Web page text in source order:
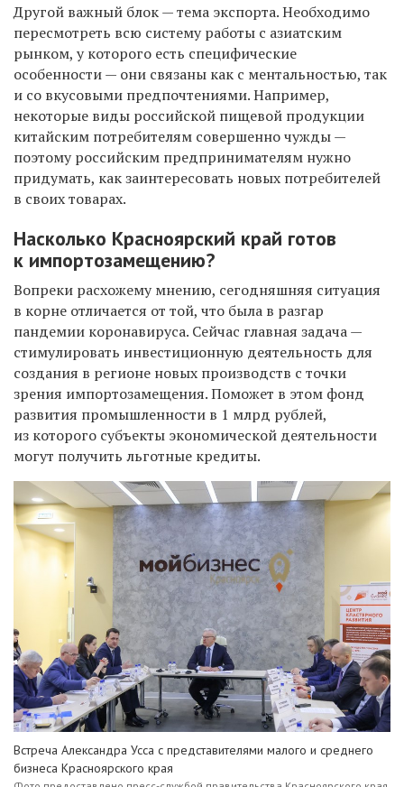
Другой важный блок — тема экспорта. Необходимо
пересмотреть всю систему работы с азиатским
рынком, у которого есть специфические
особенности — они связаны как с ментальностью, так
и со вкусовыми предпочтениями. Например,
некоторые виды российской пищевой продукции
китайским потребителям совершенно чужды —
поэтому российским предпринимателям нужно
придумать, как заинтересовать новых потребителей
в своих товарах.
Насколько Красноярский край готов
к импортозамещению?
Вопреки расхожему мнению, сегодняшняя ситуация
в корне отличается от той, что была в разгар
пандемии коронавируса. Сейчас главная задача —
стимулировать инвестиционную деятельность для
создания в регионе новых производств с точки
зрения импортозамещения. Поможет в этом фонд
развития промышленности в 1 млрд рублей,
из которого субъекты экономической деятельности
могут получить льготные кредиты.
Встреча Александра Усса с представителями малого и среднего
бизнеса Красноярского края